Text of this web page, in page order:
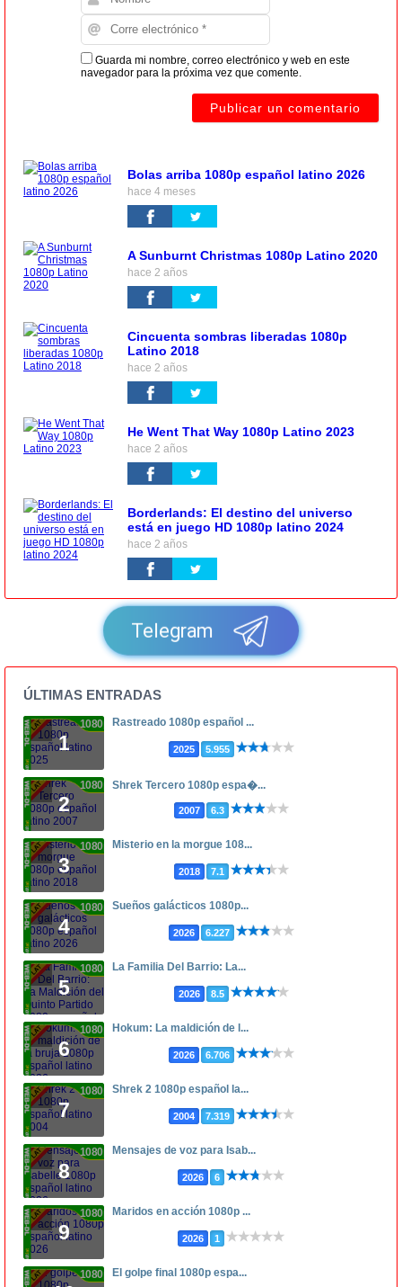
Guarda mi nombre, correo electrónico y web en este
navegador para la próxima vez que comente.
Bolas arriba 1080p español latino 2026
hace 4 meses
A Sunburnt Christmas 1080p Latino 2020
hace 2 años
Cincuenta sombras liberadas 1080p
Latino 2018
hace 2 años
He Went That Way 1080p Latino 2023
hace 2 años
Borderlands: El destino del universo
está en juego HD 1080p latino 2024
hace 2 años
Telegram
ÚLTIMAS ENTRADAS
1
1080p Rastreado 1080p español ...
2025 5.955
2
1080p Shrek Tercero 1080p espa�...
2007 6.3
3
1080p Misterio en la morgue 108...
2018 7.1
4
1080p Sueños galácticos 1080p...
2026 6.227
5
1080p La Familia Del Barrio: La...
2026 8.5
6
1080p Hokum: La maldición de l...
2026 6.706
7
1080p Shrek 2 1080p español la...
2004 7.319
8
1080p Mensajes de voz para Isab...
2026 6
9
1080p Maridos en acción 1080p ...
2026 1
1080p El golpe final 1080p espa...